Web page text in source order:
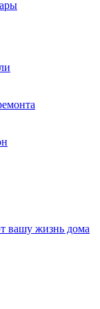
вашу жизнь дома